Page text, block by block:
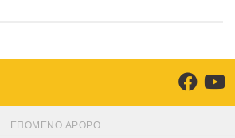
ΕΠΌΜΕΝΟ ΆΡΘΡΟ